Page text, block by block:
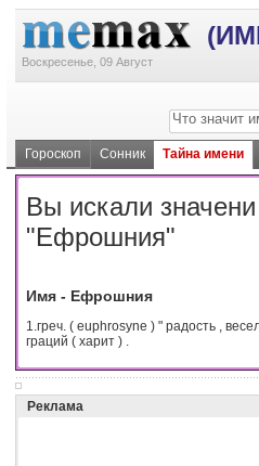
Воскресенье, 09 Август
Гороскоп Сонник Тайна имени
Вы искали
"Ефрошния"
Имя - Ефрошния
1.греч. ( euphrosyne ) " радость ,
граций ( харит ) .
Реклама